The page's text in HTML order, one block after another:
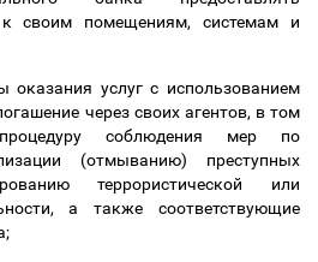
своим помещениям, системам и
оказания услуг с использованием
через своих агентов, в том
соблюдения мер по
(отмыванию) преступных
террористической или
а также соответствующие